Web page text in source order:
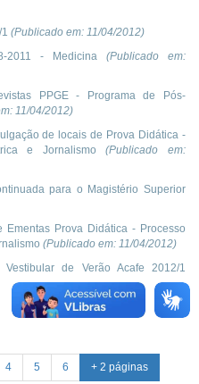
(Publicado em: 11/04/2012)
2011 - Medicina (Publicado em:
PPGE - Programa de Pós-
11/04/2012)
de locais de Prova Didática -
e Jornalismo(Publicado em:
para o Magistério Superior
Prova Didática - Processo
(Publicado em: 11/04/2012)
de Verão Acafe 2012/1
4 5 6 + 2 páginas